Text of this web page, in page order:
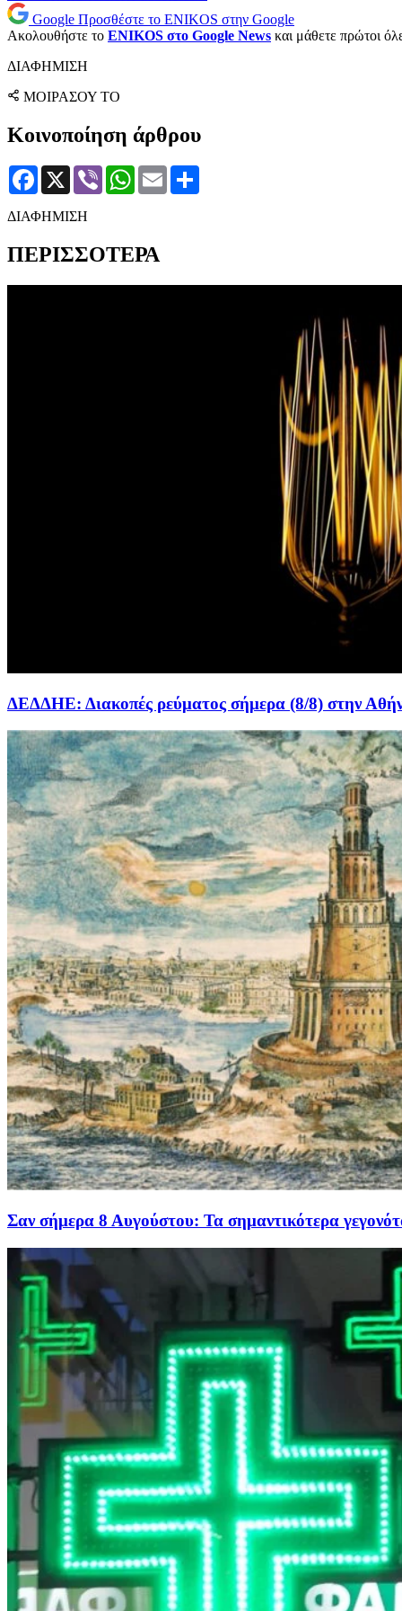
Google Προσθέστε το ENIKOS στην Google
Ακολουθήστε το ENIKOS στο Google News και μάθετε πρώτοι
ΔΙΑΦΗΜΙΣΗ
ΜΟΙΡΑΣΟΥ ΤΟ
Κοινοποίηση άρθρου
Facebook
X Viber WhatsApp
Email
ΔΙΑΦΗΜΙΣΗ
ΠΕΡΙΣΣΟΤΕΡΑ
ΔΕΔΔΗΕ: Διακοπές ρεύματος σήμερα (8/8) στην
Σαν σήμερα 8 Αυγούστου: Τα σημαντικότερα